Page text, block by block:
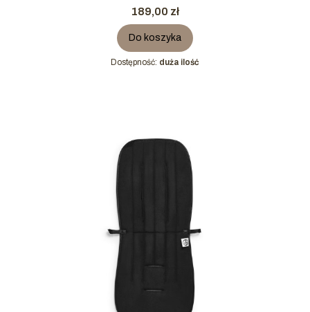
Cena
189,00 zł
Do koszyka
Dostępność: duża ilość